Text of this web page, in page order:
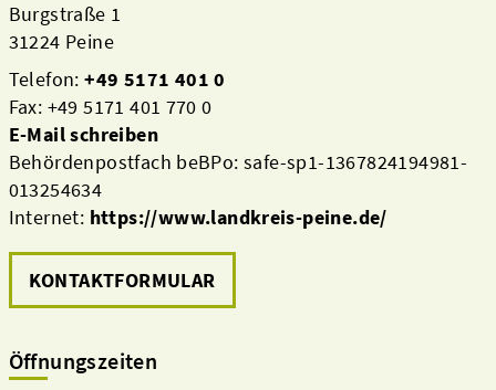
Burgstraße 1
31224 Peine
Telefon:+49 5171 401 0
Fax: +49 5171 401 770 0
E-Mail schreiben
Behördenpostfach beBPo: safe-sp1-1367824194981-
013254634
Internet: https://www.landkreis-peine.de/
KONTAKTFORMULAR
Öffnungszeiten